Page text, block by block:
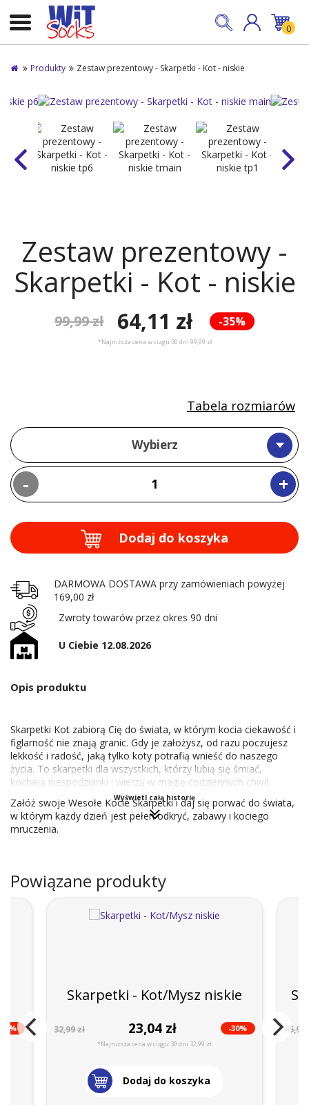
0
Produkty Zestaw prezentowy - Skarpetki - Kot - niskie
Zestaw prezentowy -
Skarpetki - Kot - niskie
-35%
99,99 zł 64,11 zł
*Najniższa cena w ciągu 30 dni 99,99 zł
Wybierz
- +
Tabela rozmiarów
Dodaj do koszyka
DARMOWA DOSTAWA przy zamówieniach powyżej
169,00 zł
Zwroty towarów przez okres 90 dni
U Ciebie 12.08.2026
Opis produktu
Skarpetki Kot zabiorą Cię do świata, w którym kocia ciekawość i
figlarność nie znają granic. Gdy je założysz, od razu poczujesz
lekkość i radość, jaką tylko koty potrafią wnieść do naszego
życia. To skarpetki dla wszystkich, którzy lubią się śmiać,
kochają niespodzianki i wierzą w magię codziennych chwil.
Załóż swoje Wesołe Kocie Skarpetki i daj się porwać do świata,
w którym każdy dzień jest pełen odkryć, zabawy i kociego
mruczenia.
Wyświetl całą historię
Powiązane produkty
Skarpetki - Kot/Mysz niskie
32,99 zł 23,04 zł -30%
*Najniższa cena w ciągu 30 dni 32,99 zł
Dodaj do koszyka
45,99